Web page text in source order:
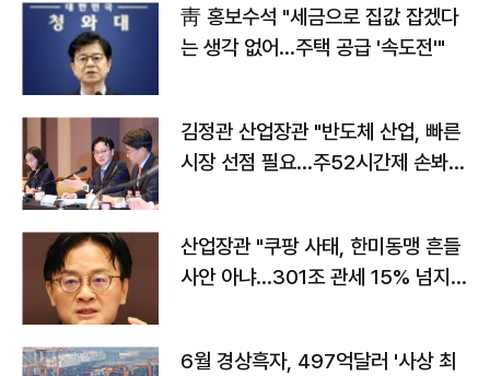
靑 홍보수석 "세금으로 집값 잡겠다
는 생각 없어…주택 공급 '속도전'"
김정관 산업장관 "반도체 산업, 빠른
시장 선점 필요…주52시간제 손봐
산업장관 "쿠팡 사태, 한미동맹 흔들
사안 아냐…301조 관세 15% 넘지
6월 경상흑자, 497억달러 '사상 최